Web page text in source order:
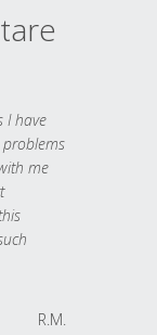
I have
me
R.M.